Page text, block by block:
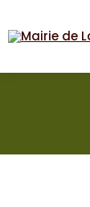
Mairie de La